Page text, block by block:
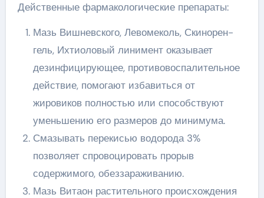
Действенные фармакологические препараты:
Мазь Вишневского, Левомеколь, Скинорен-
гель, Ихтиоловый линимент оказывает
дезинфицирующее, противовоспалительное
действие, помогают избавиться от
жировиков полностью или способствуют
уменьшению его размеров до минимума.
Смазывать перекисью водорода 3%
позволяет спровоцировать прорыв
содержимого, обеззараживанию.
Мазь Витаон растительного происхождения